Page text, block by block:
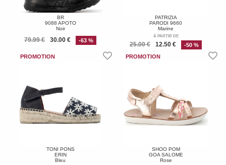
BR
9088 APOTO
Noir
79.99 € 30.00 € -63 %
PATRIZIA
PARODI 9660
Marine
À PARTIR DE
25.00 € 12.50 € -50 %
TONI PONS
ERIN
Bleu
SHOO POM
GOA SALOME
Rose